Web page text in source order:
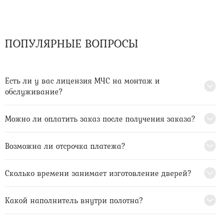
ПОПУЛЯРНЫЕ ВОПРОСЫ
Есть ли у вас лицензия МЧС на монтаж и
обслуживание?
Можно ли оплатить заказ после получения заказа?
Возможна ли отсрочка платежа?
Сколько времени занимает изготовление дверей?
Какой наполнитель внутри полотна?